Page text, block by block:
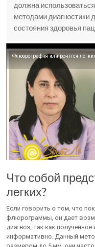
должна
методами диагностики
состояния здоровья
Флюорография или рентген
Что собой
легких?
Если говорить о том, что
флюрограммы, он дает
диагноз, так как
информативно. Данный